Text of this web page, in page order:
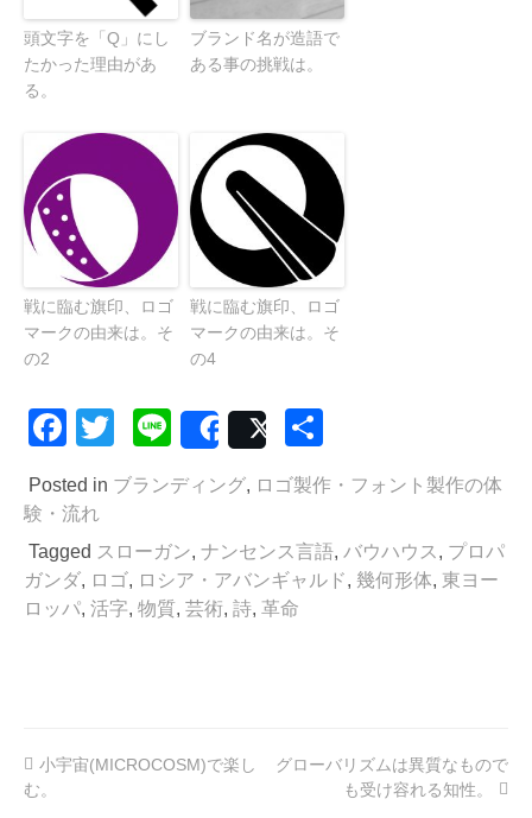
頭文字を「Q」にし
たかった理由があ
る。
ブランド名が造語で
ある事の挑戦は。
戦に臨む旗印、ロゴ
マークの由来は。そ
の2
戦に臨む旗印、ロゴ
マークの由来は。そ
の4
Facebook
Twitter
Line SharePost
有
Posted in ブランディング, ロゴ製作・フォント製作の体
験・流れ
Tagged スローガン, ナンセンス言語, バウハウス , プロパ
ガンダ, ロゴ, ロシア・アバンギャルド, 幾何形体, 東ヨー
ロッパ, 活字, 物質, 芸術, 詩, 革命
投小宇宙(MICROCOSM)で楽し
む。
グローバリズムは異質なもので
も受け容れる知性。